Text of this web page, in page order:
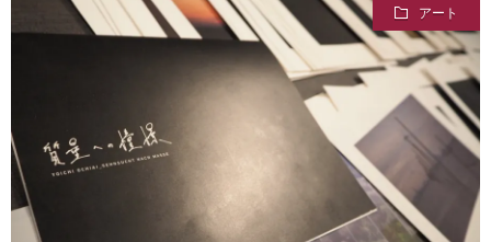
アート